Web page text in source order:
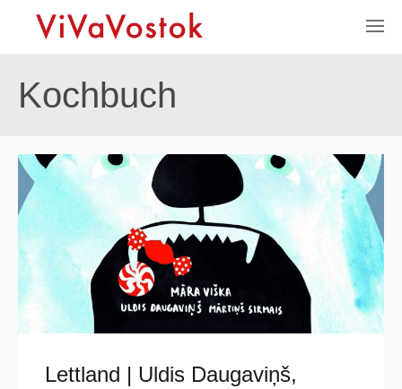
Kochbuch
Lettland | Uldis Daugaviņš,